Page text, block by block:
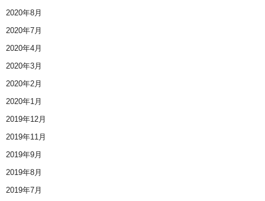
2020年8月
2020年7月
2020年4月
2020年3月
2020年2月
2020年1月
2019年12月
2019年11月
2019年9月
2019年8月
2019年7月